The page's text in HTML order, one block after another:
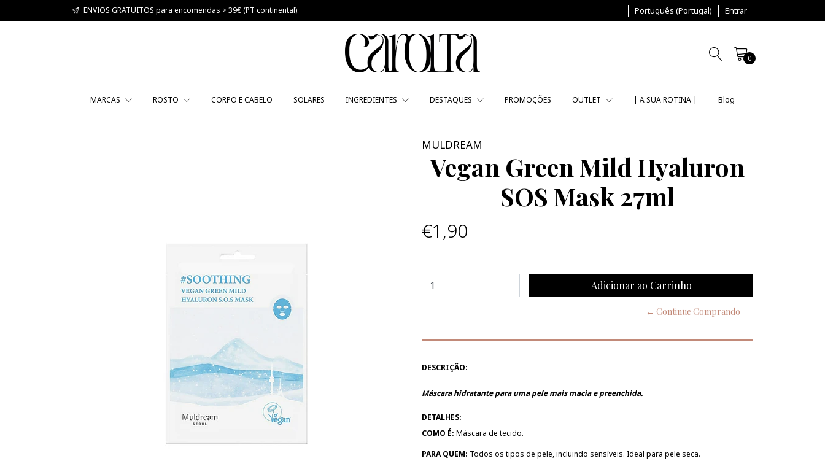
ENVIOS GRATUITOS para encomendas > 39€ (PT continental). Português (Portugal) Entrar
0
MARCAS ROSTO CORPO E CABELO SOLARES INGREDIENTES DESTAQUES PROMOÇÕES OUTLET | A SUA ROTINA | Blog
MULDREAM
Vegan Green Mild Hyaluron
SOS Mask 27ml
€1,90
← Continue Comprando
DESCRIÇÃO:
Máscara hidratante para uma pele mais macia e preenchida.
DETALHES:
COMO É: Máscara de tecido.
PARA QUEM: Todos os tipos de pele, incluindo sensíveis. Ideal para pele seca.